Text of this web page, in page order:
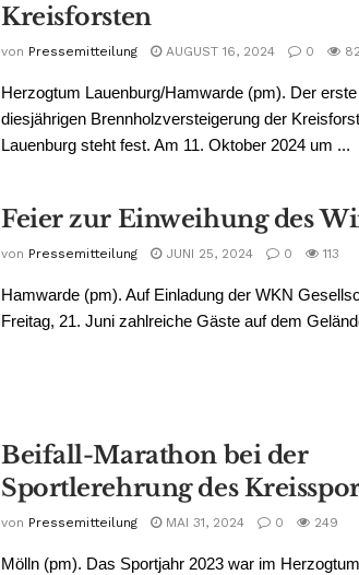
Kreisforsten
von Pressemitteilung AUGUST 16, 2024 0
Herzogtum Lauenburg/Hamwarde (pm). Der
diesjährigen Brennholzversteigerung der
Lauenburg steht fest. Am 11. Oktober 2024 um ...
Feier zur Einweihung des
von Pressemitteilung JUNI 25, 2024 0 113
Hamwarde (pm). Auf Einladung der WKN
Freitag, 21. Juni zahlreiche Gäste auf dem
Beifall-Marathon bei der
Sportlerehrung des
von Pressemitteilung MAI 31, 2024 0 249
Mölln (pm). Das Sportjahr 2023 war im